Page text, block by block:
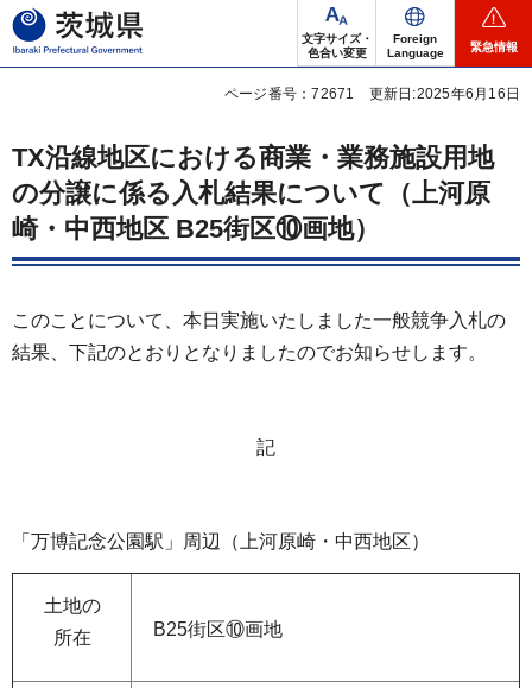
茨城県
文字サイズ・
色合い変更
Foreign
Language
緊急情報
ページ番号：72671 更新日:2025年6月16日
TX沿線地区における商業・業務施設用地
の分譲に係る入札結果について（上河原
崎・中西地区 B25街区⑩画地）
このことについて、本日実施いたしました一般競争入札の
結果、下記のとおりとなりましたのでお知らせします。
記
「万博記念公園駅」周辺（上河原崎・中西地区）
土地の
所在
B25街区⑩画地